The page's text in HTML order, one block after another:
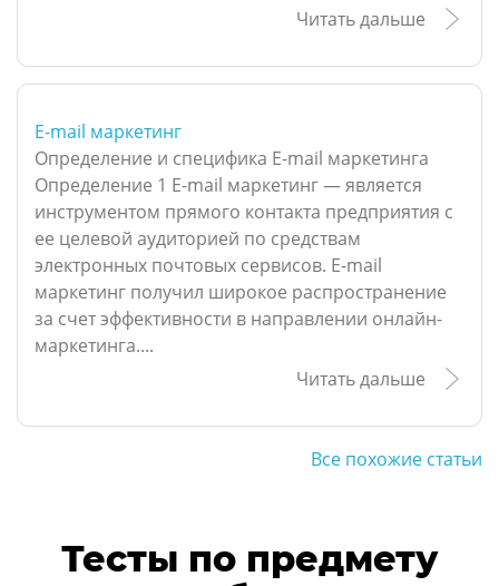
Читать дальше
E-mail маркетинг
Определение и специфика E-mail маркетинга
Определение 1 E-mail маркетинг — является
инструментом прямого контакта предприятия с
ее целевой аудиторией по средствам
электронных почтовых сервисов. E-mail
маркетинг получил широкое распространение
за счет эффективности в направлении онлайн-
маркетинга....
Читать дальше
Все похожие статьи
Тесты по предмету